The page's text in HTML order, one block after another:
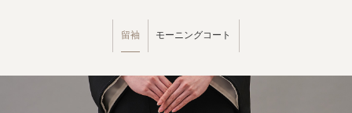
留袖 モーニングコート